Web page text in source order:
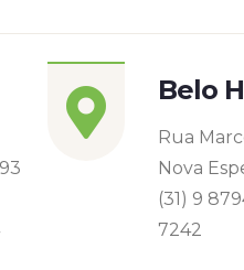
Belo
Rua
Nova
(31) 9
7242